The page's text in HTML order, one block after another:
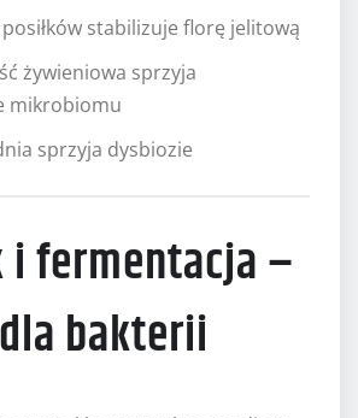
stabilizuje florę jelitową
żywieniowa sprzyja
mikrobiomu
sprzyja dysbiozie
i fermentacja –
bakterii